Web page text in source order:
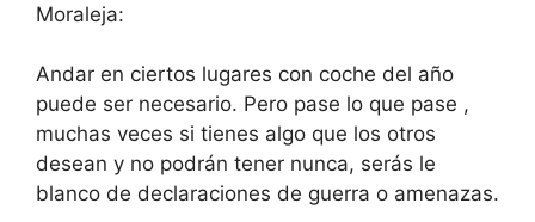
Moraleja:
Andar en ciertos lugares con coche del año
puede ser necesario. Pero pase lo que pase ,
muchas veces si tienes algo que los otros
desean y no podrán tener nunca, serás le
blanco de declaraciones de guerra o amenazas.